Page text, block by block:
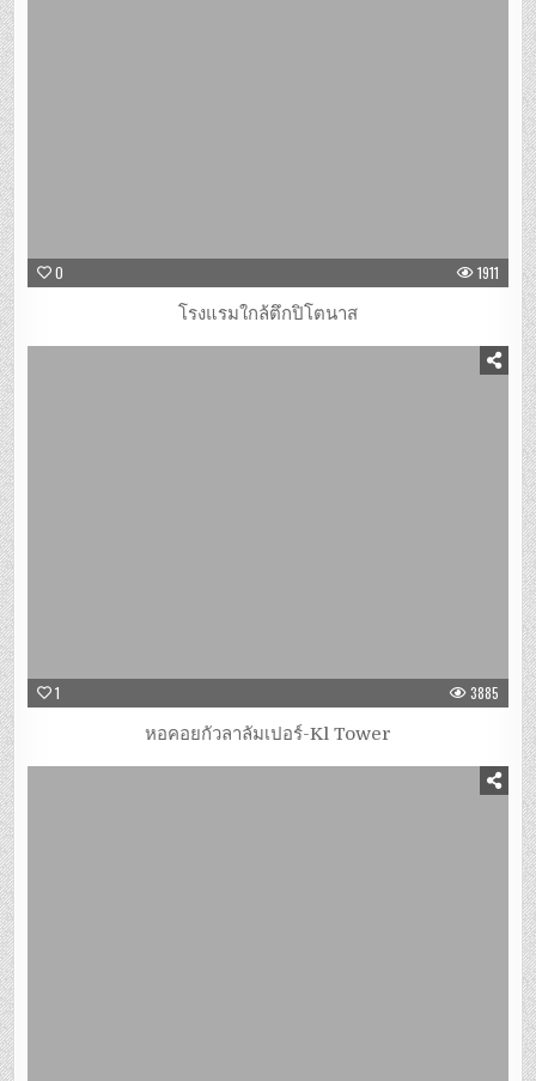
0 1911
โรงแรมใกล้ตึกปิโตนาส
1 3885
หอคอยกัวลาลัมเปอร์-Kl Tower